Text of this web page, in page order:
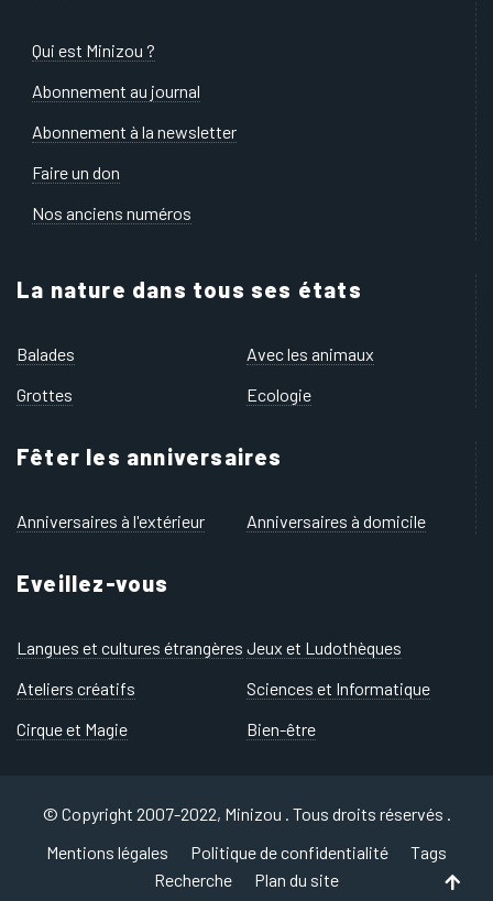
Qui est Minizou ?
Abonnement au journal
Abonnement à la newsletter
Faire un don
Nos anciens numéros
La nature dans tous ses états
Balades
Avec les animaux
Grottes
Ecologie
Fêter les anniversaires
Anniversaires à l'extérieur Anniversaires à domicile
Eveillez-vous
Langues et cultures étrangères Jeux et Ludothèques
Ateliers créatifs
Sciences et Informatique
Cirque et Magie
Bien-être
© Copyright 2007-2022, Minizou . Tous droits réservés .
Mentions légales
Politique de confidentialité
Tags
Recherche
Plan du site